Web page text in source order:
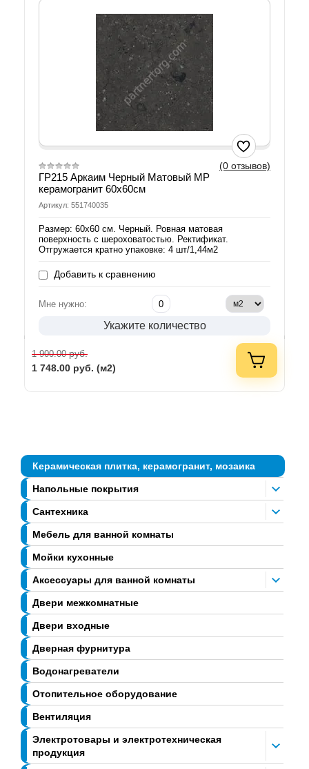
Керамическая плитка, керамогранит, мозаика
Напольные покрытия
Сантехника
Мебель для ванной комнаты
Мойки кухонные
Аксессуары для ванной комнаты
Двери межкомнатные
Двери входные
Дверная фурнитура
Водонагреватели
Отопительное оборудование
Вентиляция
Электротовары и электротехническая
продукция
(0 отзывов)
ГР215 Аркаим Черный Матовый МР
керамогранит 60х60см
Артикул: 551740035
Размер: 60х60 см. Черный. Ровная матовая
поверхность с шероховатостью. Ректификат.
Отгружается кратно упаковке: 4 шт/1,44м2
Добавить к сравнению
Мне нужно:
Укажите количество
1 900.00руб.
1 748.00 руб. (м2)